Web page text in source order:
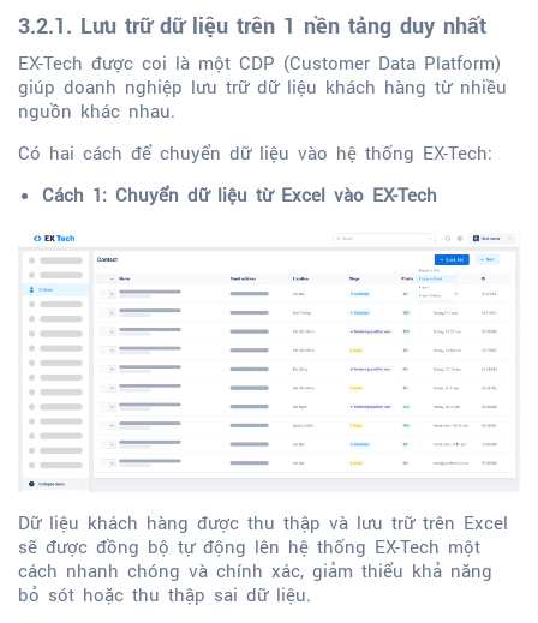
3.2.1. Lưu trữ dữ liệu trên 1 nền tảng duy nhất
EX-Tech được coi là một CDP (Customer Data Platform)
giúp doanh nghiệp lưu trữ dữ liệu khách hàng từ nhiều
nguồn khác nhau.
Có hai cách để chuyển dữ liệu vào hệ thống EX-Tech:
Cách 1: Chuyển dữ liệu từ Excel vào EX-Tech
Dữ liệu khách hàng được thu thập và lưu trữ trên Excel
sẽ được đồng bộ tự động lên hệ thống EX-Tech một
cách nhanh chóng và chính xác, giảm thiểu khả năng
bỏ sót hoặc thu thập sai dữ liệu.